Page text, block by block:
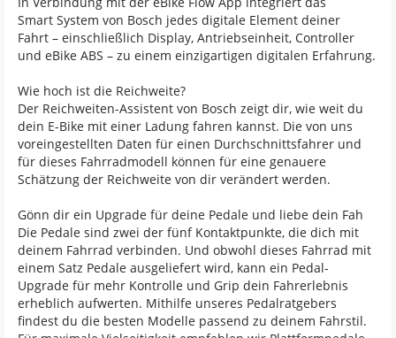
Smart System von Bosch jedes digitale Element deiner
Fahrt – einschließlich Display, Antriebseinheit, Controller
und eBike ABS – zu einem einzigartigen digitalen Erfahrung.
Wie hoch ist die Reichweite?
Der Reichweiten-Assistent von Bosch zeigt dir, wie weit du
dein E-Bike mit einer Ladung fahren kannst. Die von uns
voreingestellten Daten für einen Durchschnittsfahrer und
für dieses Fahrradmodell können für eine genauere
Schätzung der Reichweite von dir verändert werden.
Gönn dir ein Upgrade für deine Pedale und liebe dein Fah
Die Pedale sind zwei der fünf Kontaktpunkte, die dich mit
deinem Fahrrad verbinden. Und obwohl dieses Fahrrad mit
einem Satz Pedale ausgeliefert wird, kann ein Pedal-
Upgrade für mehr Kontrolle und Grip dein Fahrerlebnis
erheblich aufwerten. Mithilfe unseres Pedalratgebers
findest du die besten Modelle passend zu deinem Fahrstil.